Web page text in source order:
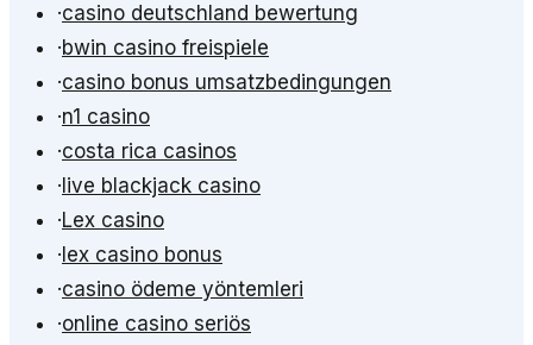
·casino deutschland bewertung
·bwin casino freispiele
·casino bonus umsatzbedingungen
·n1 casino
·costa rica casinos
· live blackjack casino
·Lex casino
· lex casino bonus
·casino ödeme yöntemleri
·online casino seriös